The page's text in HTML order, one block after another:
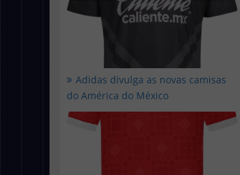
Adidas divulga as novas camisas
do América do México